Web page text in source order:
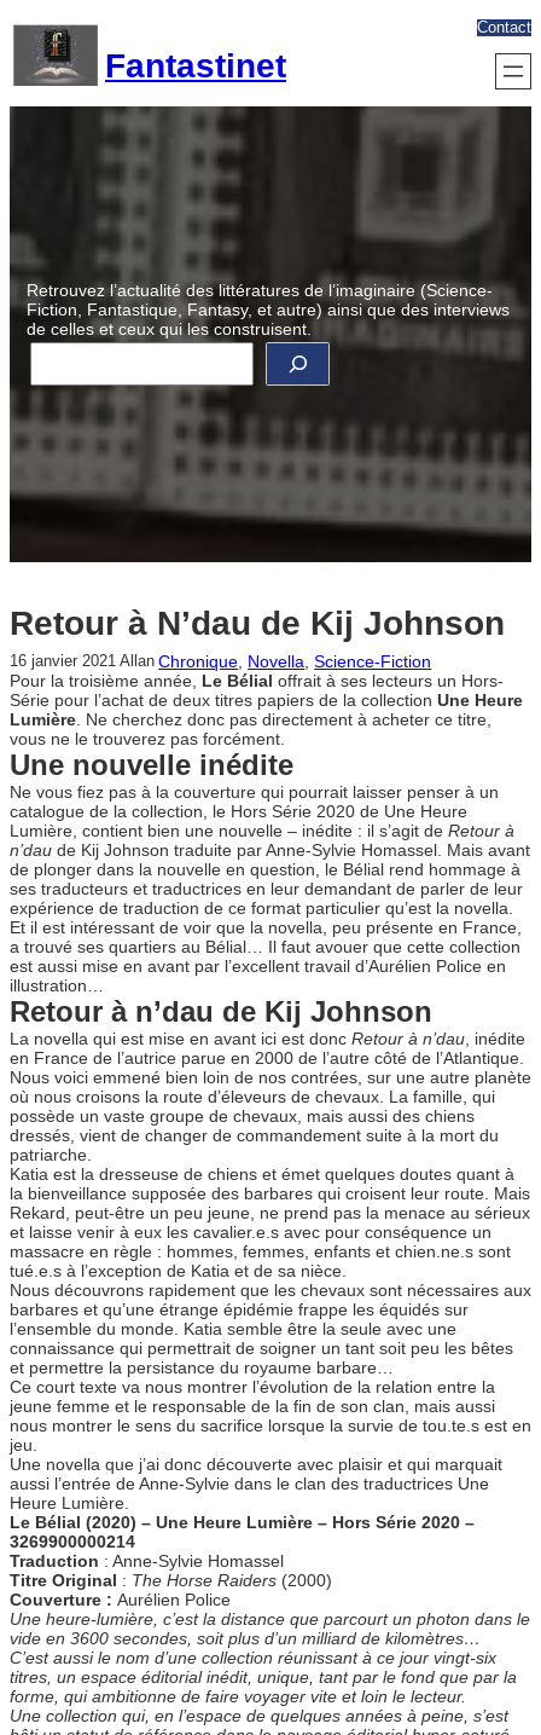
contenu
Fantastinet
Contact
Retrouvez l’actualité des littératures de l’imaginaire (Science-
Fiction, Fantastique, Fantasy, et autre) ainsi que des interviews
de celles et ceux qui les construisent.
R
c
e
e
Retour à N’dau de Kij Johnson
16 janvier 2021 Allan Chronique, Novella, Science-Fiction
Pour la troisième année, Le Bélial offrait à ses lecteurs un Hors-
Série pour l’achat de deux titres papiers de la collection Une Heure
Lumière. Ne cherchez donc pas directement à acheter ce titre,
vous ne le trouverez pas forcément.
Une nouvelle inédite
Ne vous fiez pas à la couverture qui pourrait laisser penser à un
catalogue de la collection, le Hors Série 2020 de Une Heure
Lumière, contient bien une nouvelle – inédite : il s’agit de Retour à
n’dau de Kij Johnson traduite par Anne-Sylvie Homassel. Mais avant
de plonger dans la nouvelle en question, le Bélial rend hommage à
ses traducteurs et traductrices en leur demandant de parler de leur
expérience de traduction de ce format particulier qu’est la novella.
Et il est intéressant de voir que la novella, peu présente en France,
a trouvé ses quartiers au Bélial… Il faut avouer que cette collection
est aussi mise en avant par l’excellent travail d’Aurélien Police en
illustration…
Retour à n’dau de Kij Johnson
La novella qui est mise en avant ici est donc Retour à n’dau, inédite
en France de l’autrice parue en 2000 de l’autre côté de l’Atlantique.
Nous voici emmené bien loin de nos contrées, sur une autre planète
où nous croisons la route d’éleveurs de chevaux. La famille, qui
possède un vaste groupe de chevaux, mais aussi des chiens
dressés, vient de changer de commandement suite à la mort du
patriarche.
Katia est la dresseuse de chiens et émet quelques doutes quant à
la bienveillance supposée des barbares qui croisent leur route. Mais
Rekard, peut-être un peu jeune, ne prend pas la menace au sérieux
et laisse venir à eux les cavalier.e.s avec pour conséquence un
massacre en règle : hommes, femmes, enfants et chien.ne.s sont
tué.e.s à l’exception de Katia et de sa nièce.
Nous découvrons rapidement que les chevaux sont nécessaires aux
barbares et qu’une étrange épidémie frappe les équidés sur
l’ensemble du monde. Katia semble être la seule avec une
connaissance qui permettrait de soigner un tant soit peu les bêtes
et permettre la persistance du royaume barbare…
Ce court texte va nous montrer l’évolution de la relation entre la
jeune femme et le responsable de la fin de son clan, mais aussi
nous montrer le sens du sacrifice lorsque la survie de tou.te.s est en
jeu.
Une novella que j’ai donc découverte avec plaisir et qui marquait
aussi l’entrée de Anne-Sylvie dans le clan des traductrices Une
Heure Lumière.
Le Bélial (2020) – Une Heure Lumière – Hors Série 2020 –
3269900000214
Traduction : Anne-Sylvie Homassel
Titre Original : The Horse Raiders (2000)
Couverture : Aurélien Police
Une heure-lumière, c’est la distance que parcourt un photon dans le
vide en 3600 secondes, soit plus d’un milliard de kilomètres…
C’est aussi le nom d’une collection réunissant à ce jour vingt-six
titres, un espace éditorial inédit, unique, tant par le fond que par la
forme, qui ambitionne de faire voyager vite et loin le lecteur.
Une collection qui, en l’espace de quelques années à peine, s’est